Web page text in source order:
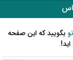
بگویید که این صفحه